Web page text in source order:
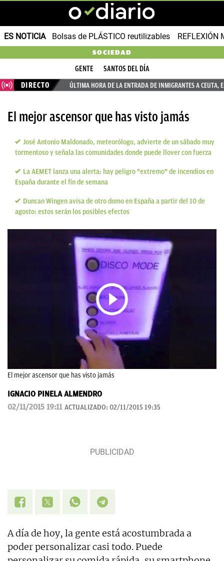
ES NOTICIA Bolsas de PLÁSTICO reutilizables REFLEXIÓN
SOCIEDAD
GENTE
SANTOS DEL DÍA
DIRECTO
ÚLTIMA HORA DE LA ENTRADA DE INMIGRANTES A CEUTA,
El mejor ascensor que has visto jamás
José Antonio Maldonado, meteorólogo, advierte de un sábado muy
tormentoso y señala las comunidades donde puede llover con fuerza
La AEMET lanza una alerta: hay peligro "extremo" de incendios en
España durante el fin de semana
Duncan Wingen avisa de otro domo en España a partir del 10 de
agosto: estos serán los posibles efectos
El mejor ascensor que has visto jamás
IGNACIO PINELA ALMENDRO
02/11/2015 19:11 ACTUALIZADO: 02/11/2015 19:35
A día de hoy, la gente está acostumbrada a
poder personalizar casi todo. Puede